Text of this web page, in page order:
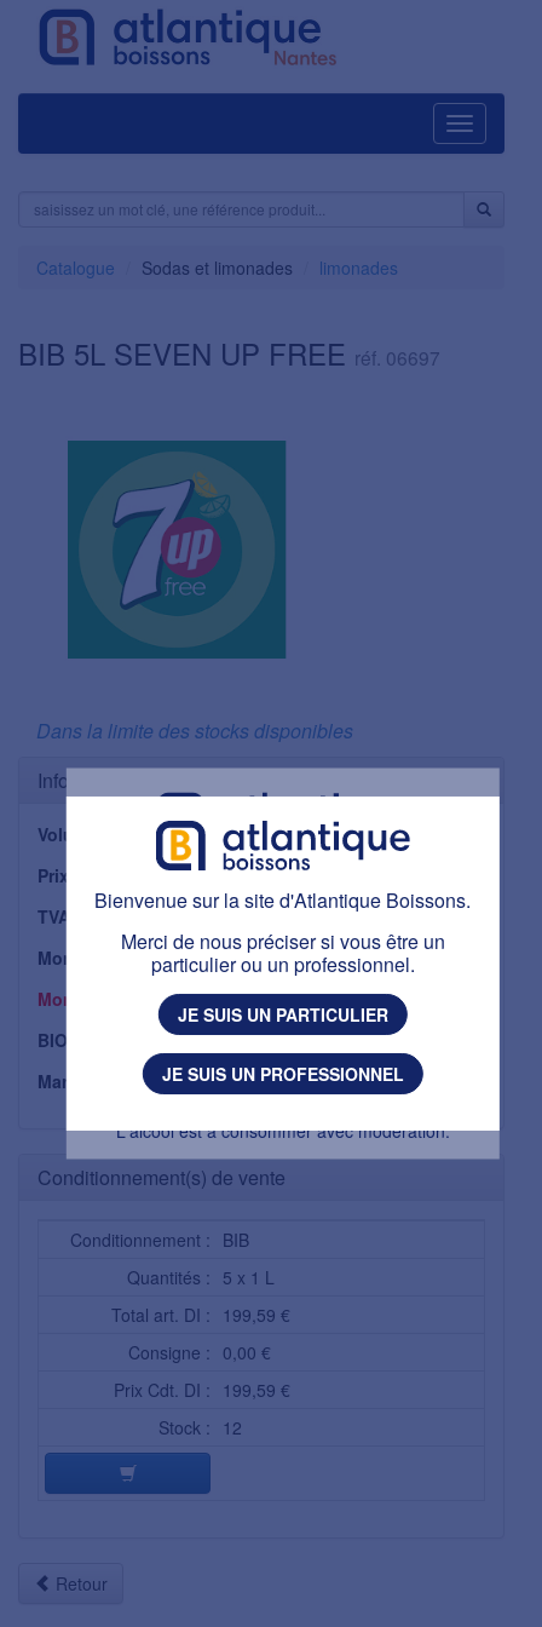
Navigation
Catalogue Sodas et limonades limonades
BIB 5L SEVEN UP FREE réf. 06697
Dans la limite des stocks disponibles
Informations
Volume
1 L
Prix unitaire HTT
TVA applicable
Montant TVA
2,20 €
Montant TTC
42,11 €
BIO :
Non
Marque :
PEPSICO FRANCE
Conditionnement(s) de vente
Conditionnement : BIB
Quantités : 5 x 1 L
Total art. DI : 199,59 €
Consigne : 0,00 €
Prix Cdt. DI : 199,59 €
Stock : 12
Retour
Bienvenue sur la site d'Atlantique Boissons.
Ce site est réservé aux personnes majeures.
Avez-vous plus de 18 ans ?
L'alcool est à consommer avec modération.
Bienvenue sur la site d'Atlantique Boissons.
Merci de nous préciser si vous être un
particulier ou un professionnel.
JE SUIS UN PARTICULIER
JE SUIS UN PROFESSIONNEL